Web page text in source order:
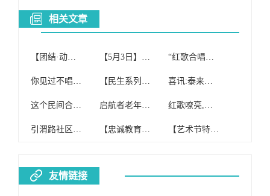
相关文章
【团结·动态】团结社区红歌合唱团参加我旗“初心不改穿沙志 先锋引领赶超时”榜样的力量分享会 【5月3日】启航者老年红歌合唱团(纯公益合唱团)开课啦! “红歌合唱团”免费开班啦!!!
你见过不唱红歌的合唱团吗 【民生系列报道四】额尔格图镇妇联组织红歌合唱团到敬老院慰问演出 喜讯:泰来县红歌合唱团喜获合唱比赛银奖!
这个民间合唱团 坚持15年唱红歌 启航者老年红歌合唱团(纯公益合唱团) 红歌嘹亮,我心向党——翠竹合唱团在罗湖区红歌合唱大赛中获一等奖
引渭路社区合唱团歌唱红歌缅怀主席 【忠诚教育】#投票#第二师系统红歌合唱比赛“网上投票评选”开始啦! 【艺术节特辑】红歌合唱比赛
友情链接